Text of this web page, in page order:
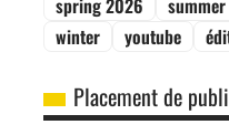
spring 2026
summer
winter
youtube
Placement de